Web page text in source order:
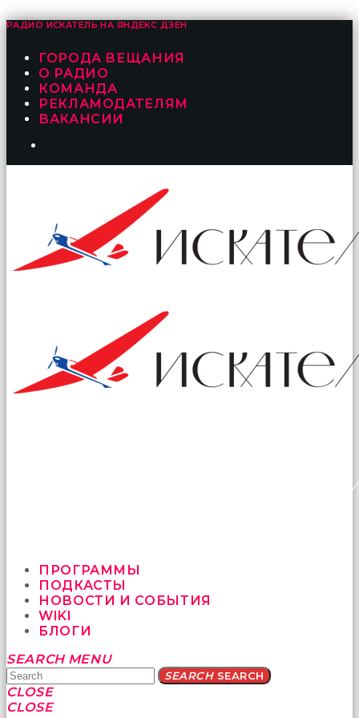
РАДИО ИСКАТЕЛЬ НА ЯНДЕКС ДЗЕН
ГОРОДА ВЕЩАНИЯ
О РАДИО
КОМАНДА
РЕКЛАМОДАТЕЛЯМ
ВАКАНСИИ
ПРОГРАММЫ
ПОДКАСТЫ
НОВОСТИ И СОБЫТИЯ
WIKI
БЛОГИ
Yatağa
bile
geçmeye
fırsat
SEARCH MENU
SEARCHSEARCH
CLOSE
CLOSE